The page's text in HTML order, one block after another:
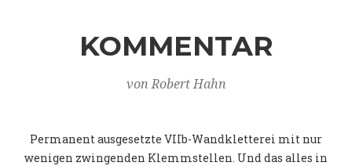
KOMMENTAR
von Robert Hahn
Permanent ausgesetzte VIIb-Wandkletterei mit nur
wenigen zwingenden Klemmstellen. Und das alles in